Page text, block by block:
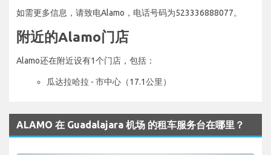
如需更多信息，请致电Alamo，电话号码为523336888077。
附近的Alamo门店
Alamo还在附近设有1个门店，包括：
瓜达拉哈拉 - 市中心（17.1公里）
ALAMO 在 Guadalajara 机场 的租车服务台在哪里？